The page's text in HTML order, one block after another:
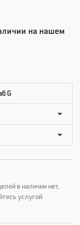
на нашем
G
в наличии нет,
услугой